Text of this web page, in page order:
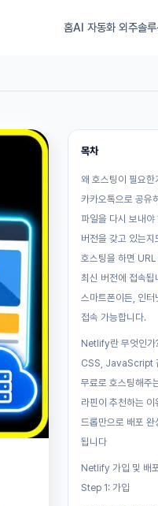
홈AI 자동화 외주솔
목차
왜 호스팅이 필요
카카오톡으로 공유
파일을 다시 보내야
버전을 갖고 있는
호스팅을 하면
최신 버전에 접속됩
스마트폰이든, 인터
접속 가능합니다.
Netlify란 무엇인
CSS, JavaScript
무료로 호스팅해주
라핀이 추천하는 이
드롭만으로 배포
됩니다
Netlify 가입 및 배
Step 1: 가입